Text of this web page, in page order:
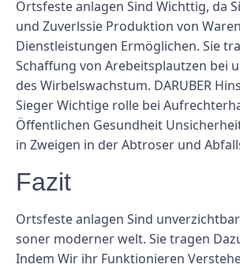
Ortsfeste anlagen Sind Wichttig, da
und Zuverlssie Produktion von
Dienstleistungen Ermöglichen. Sie
Schaffung von Arebeitsplautzen bei
des Wirbelswachstum. DARUBER
Sieger Wichtige rolle bei
Öffentlichen Gesundheit
in Zweigen in der Abtroser und
Fazit
Ortsfeste anlagen Sind
soner moderner welt. Sie tragen
Indem Wir ihr Funktionieren